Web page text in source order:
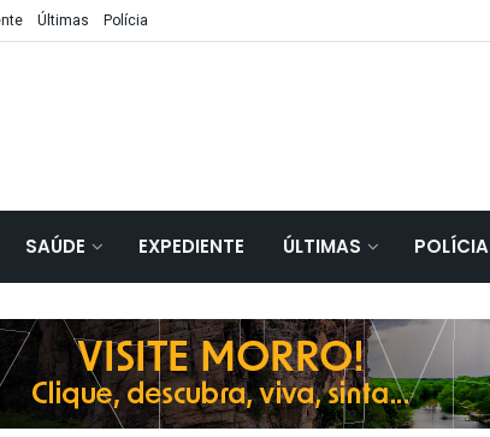
Últimas Polícia
SAÚDE EXPEDIENTE ÚLTIMAS POLÍCIA